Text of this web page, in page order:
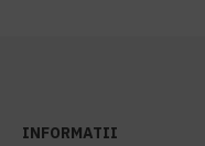
INFORMATII